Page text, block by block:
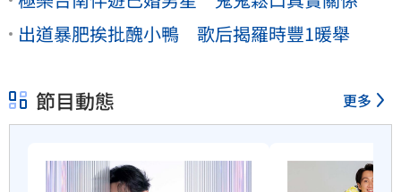
出道暴肥挨批醜小鴨 歌后揭羅時豐1暖舉
節目動態 更多